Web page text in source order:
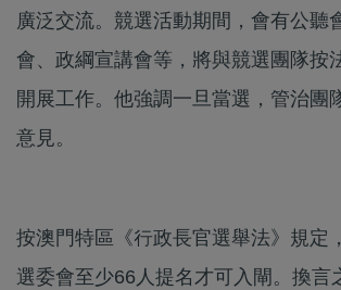
廣泛交流。競選活動期間，會有公聽
會、政綱宣講會等，將與競選團隊按
開展工作。他強調一旦當選，管治團
意見。
按澳門特區《行政長官選舉法》規定
選委會至少66人提名才可入閘。換言